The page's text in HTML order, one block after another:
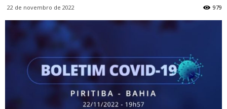
Piritiba
22 de novembro de 2022 979